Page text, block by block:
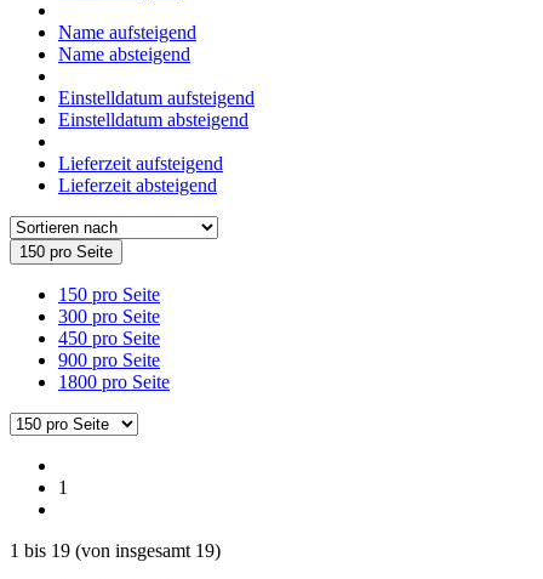
Name aufsteigend
Name absteigend
Einstelldatum aufsteigend
Einstelldatum absteigend
Lieferzeit aufsteigend
Lieferzeit absteigend
150 pro Seite
150 pro Seite
300 pro Seite
450 pro Seite
900 pro Seite
1800 pro Seite
1
1 bis 19 (von insgesamt 19)